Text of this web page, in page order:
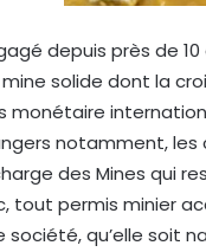
e
l
depuis près de
solide dont la
monétaire
notamment,
des Mines qui
tout permis minier
qu’elle soit